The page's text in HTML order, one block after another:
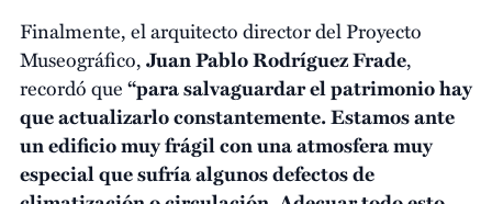
Finalmente, el arquitecto director del Proyecto
Museográfico,Juan Pablo Rodríguez Frade,
recordó que“para salvaguardar el patrimonio hay
que actualizarlo constantemente. Estamos ante
un edificio muy frágil con una atmosfera muy
especial que sufría algunos defectos de